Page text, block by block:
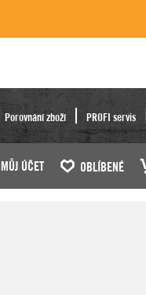
Porovnání zboží PROFI servis
MŮJ ÚČET OBLÍBENÉ